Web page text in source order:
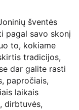
šventės
pagal savo skonį
to, kokiame
tradicijos,
dar galite rasti
papročiais,
laikais
dirbtuvės,